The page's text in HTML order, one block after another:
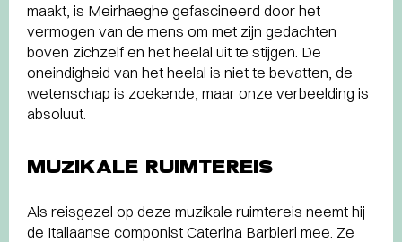
maakt, is Meirhaeghe gefascineerd door het
vermogen van de mens om met zijn gedachten
boven zichzelf en het heelal uit te stijgen. De
oneindigheid van het heelal is niet te bevatten, de
wetenschap is zoekende, maar onze verbeelding is
absoluut.
MUZIKALE RUIMTEREIS
Als reisgezel op deze muzikale ruimtereis neemt hij
de Italiaanse componist Caterina Barbieri mee. Ze